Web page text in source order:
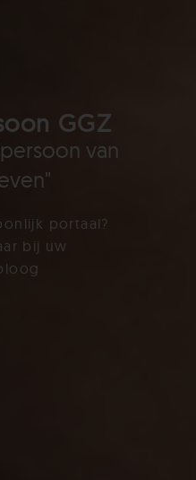
GGZ
van
portaal?
bij uw